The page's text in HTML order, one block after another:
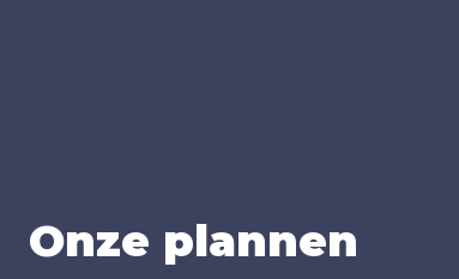
Onze plan­nen